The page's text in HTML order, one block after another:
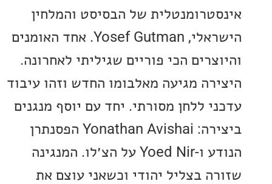
של הבסיסט והמלחין
הישראלי, Yosef Gutman. אחד האומנים
הכי פוריים שגיליתי לאחרונה.
מגיעה מאלבומו החדש וזהו עיבוד
ללחן מסורתי. יחד עם יוסף מנגנים
ביצירה: Yonathan Avishai הפסנתרן
הנודע ו-Yoed Nir על הצ׳לו. המנגינה
בצליל יהודי וכשאני עוצם את